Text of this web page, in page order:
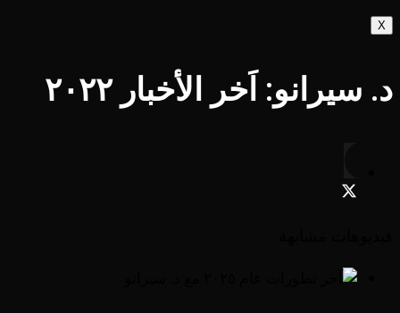
X
د. سيرانو: اَخر الأخبار ٢٠٢٢